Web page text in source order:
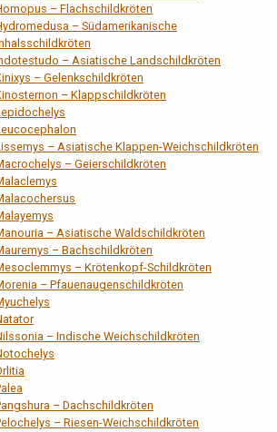
– Flachschildkröten
– Südamerikanische
– Asiatische Landschildkröten
– Gelenkschildkröten
– Klappschildkröten
– Asiatische Klappen-Weichschildkröten
– Geierschildkröten
– Asiatische Waldschildkröten
– Bachschildkröten
– Krötenkopf-Schildkröten
– Pfauenaugenschildkröten
– Indische Weichschildkröten
– Dachschildkröten
– Riesen-Weichschildkröten